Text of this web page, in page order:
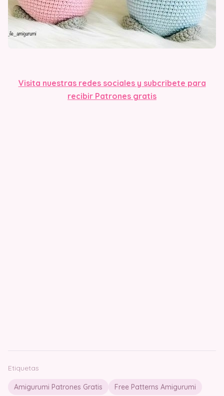
Visita nuestras redes sociales y subcribete para
recibir Patrones gratis
Etiquetas
Amigurumi Patrones Gratis Free Patterns Amigurumi